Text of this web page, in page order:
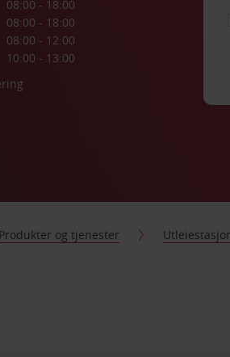
08:00 - 18:00
08:00 - 18:00
08:00 - 12:00
10:00 - 13:00
Produkter og tjenester